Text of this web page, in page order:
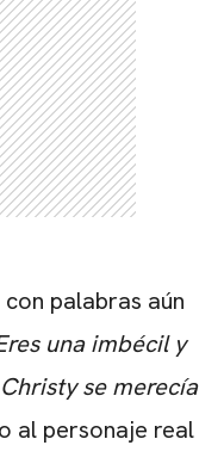
palabras aún
una imbécil y
se merecía
al personaje real